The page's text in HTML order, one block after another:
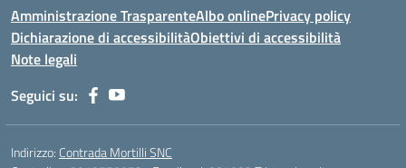
Amministrazione TrasparenteAlbo onlinePrivacy policy
Dichiarazione di accessibilitàObiettivi di accessibilità
Note legali
Seguici su:
Indirizzo: Contrada Mortilli SNC